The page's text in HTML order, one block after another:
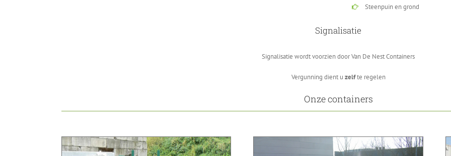
Steenpuin en grond
Signalisatie
Signalisatie wordt voorzien door Van De Nest Containers
Vergunning dient u zelfte regelen
Onze containers